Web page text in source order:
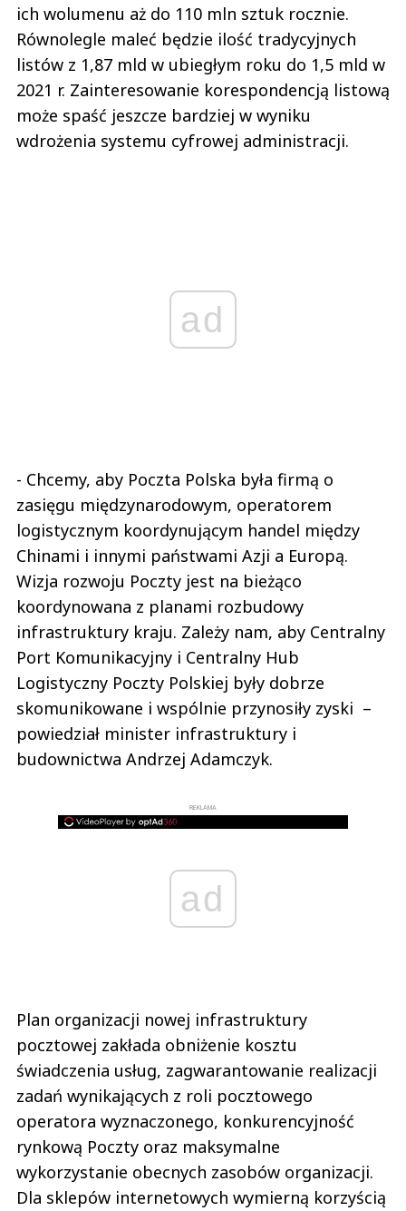
ich wolumenu aż do 110 mln sztuk rocznie.
Równolegle maleć będzie ilość tradycyjnych
listów z 1,87 mld w ubiegłym roku do 1,5 mld w
2021 r. Zainteresowanie korespondencją listową
może spaść jeszcze bardziej w wyniku
wdrożenia systemu cyfrowej administracji.
ad
- Chcemy, aby Poczta Polska była firmą o
zasięgu międzynarodowym, operatorem
logistycznym koordynującym handel między
Chinami i innymi państwami Azji a Europą.
Wizja rozwoju Poczty jest na bieżąco
koordynowana z planami rozbudowy
infrastruktury kraju. Zależy nam, aby Centralny
Port Komunikacyjny i Centralny Hub
Logistyczny Poczty Polskiej były dobrze
skomunikowane i wspólnie przynosiły zyski –
powiedział minister infrastruktury i
budownictwa Andrzej Adamczyk.
REKLAMA
ad
Plan organizacji nowej infrastruktury
pocztowej zakłada obniżenie kosztu
świadczenia usług, zagwarantowanie realizacji
zadań wynikających z roli pocztowego
operatora wyznaczonego, konkurencyjność
rynkową Poczty oraz maksymalne
wykorzystanie obecnych zasobów organizacji.
Dla sklepów internetowych wymierną korzyścią